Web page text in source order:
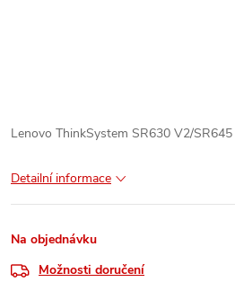
Lenovo ThinkSystem SR630 V2/
Detailní informace
Na objednávku
Možnosti doručení